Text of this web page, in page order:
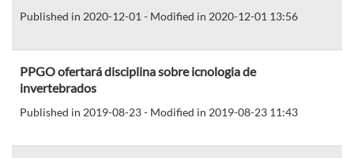
Published in 2020-12-01 - Modified in 2020-12-01 13:56
PPGO ofertará disciplina sobre icnologia de
invertebrados
Published in 2019-08-23 - Modified in 2019-08-23 11:43